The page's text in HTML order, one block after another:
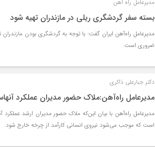
مدیرعامل راه اهن
بسته سفر گردشگری ریلی در مازندران تهیه شود
مدیرعامل راه‌آهن ایران گفت: با توجه به گردشگری بودن
ضروری است.
دکتر جبارعلی ذاکری
مدیرعامل را‌ه‌آهن:ملاک حضور مدیران عملکرد
مدیرعامل راه‌آهن با بیان این‌که ملاک حضور مدیران ارشد عملکرد
است که موجب می‌شود نیروی انسانی کارآمد از چرخه خارج شود.